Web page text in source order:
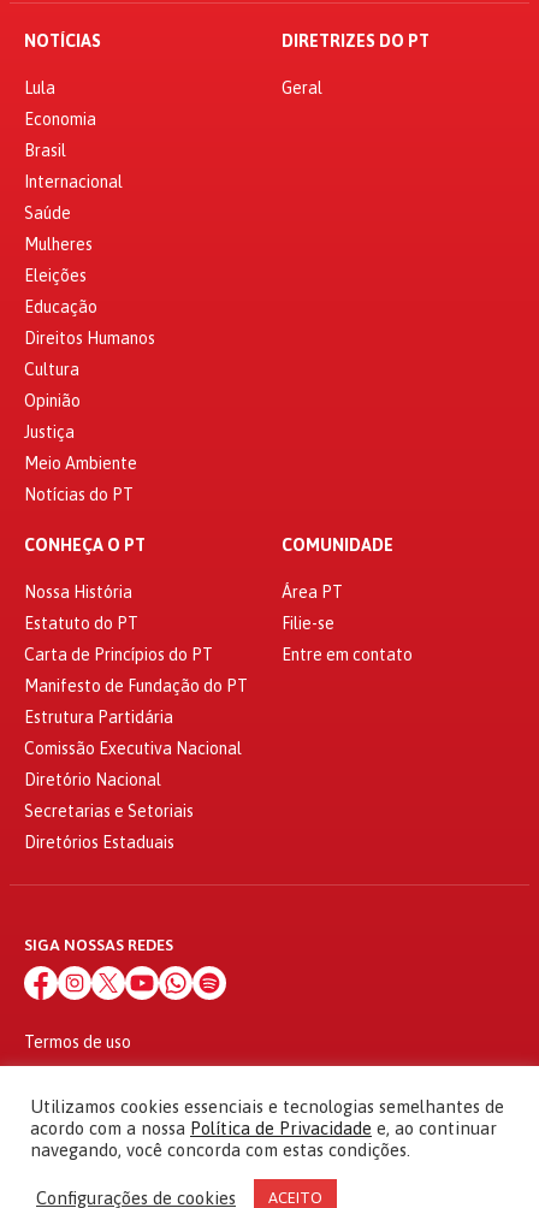
NOTÍCIAS
Lula
Economia
Brasil
Internacional
Saúde
Mulheres
Eleições
Educação
Direitos Humanos
Cultura
Opinião
Justiça
Meio Ambiente
Notícias do PT
DIRETRIZES DO PT
Geral
CONHEÇA O PT
Nossa História
Estatuto do PT
Carta de Princípios do PT
Manifesto de Fundação do PT
Estrutura Partidária
Comissão Executiva Nacional
Diretório Nacional
Secretarias e Setoriais
Diretórios Estaduais
COMUNIDADE
Área PT
Filie-se
Entre em contato
SIGA NOSSAS REDES
Termos de uso
© 2010 - 2026
Partido dos Trabalhadores Todos os direitos reservados
Utilizamos cookies essenciais e tecnologias semelhantes de
acordo com a nossa Política de Privacidade e, ao continuar
navegando, você concorda com estas condições.
Configurações de cookies ACEITO